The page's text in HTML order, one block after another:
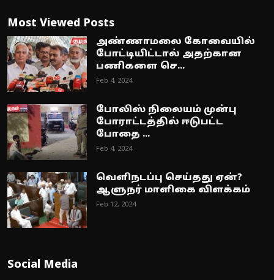
Most Viewed Posts
அண்ணாமலை கோவையில்
போட்டியிட்டால் அதற்கான
பணிகளை செ...
Feb 4, 2024
போலிஸ் நிலையம் முன்பு
போராட்டத்தில் ஈடுபட்ட
போதை ...
Feb 4, 2024
வெளிநடப்பு செய்தது ஏன்?
ஆளுநர் மாளிகை விளக்கம்
Feb 12, 2024
Social Media